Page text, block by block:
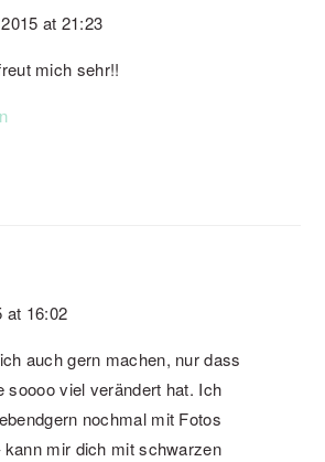
at 21:23
mich sehr!!
at 16:02
auch gern machen, nur dass
soooo viel verändert hat. Ich
nochmal mit Fotos
kann mir dich mit schwarzen